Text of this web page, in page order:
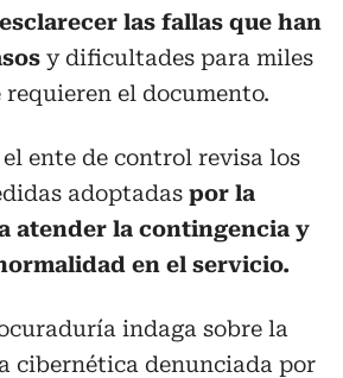
las fallas que han
y dificultades para miles
requieren el documento.
ente de control revisa los
adoptadas por la
atender la contingencia y
en el servicio.
indaga sobre la
cibernética denunciada por